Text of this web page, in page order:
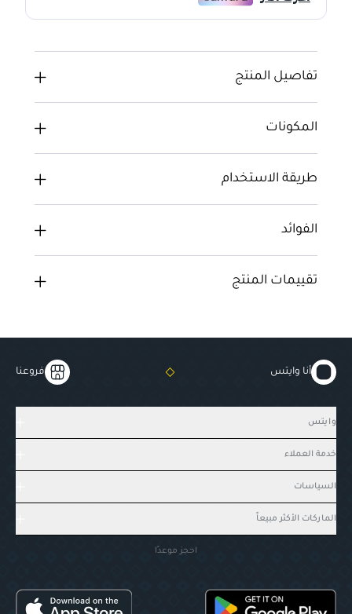
تفاصيل المنتج
المكونات
طريقة الاستخدام
الفوائد
تقييمات المنتج
أنا وايتس فروعنا
وايتس
خدمة العملاء
السياسات
الماركات الأكثر مبيعاً
احجز موعدًا